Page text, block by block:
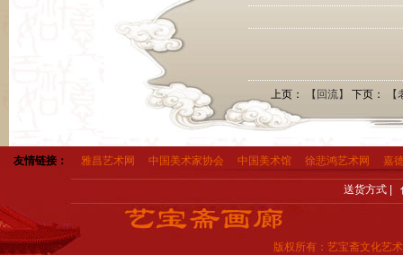
上页： 【回流】 下页：
友情链接： 雅昌艺术网 中国美术家协会 中国美术馆 徐悲鸿艺术网 嘉
送货方式|
版权所有：艺宝斋文化艺